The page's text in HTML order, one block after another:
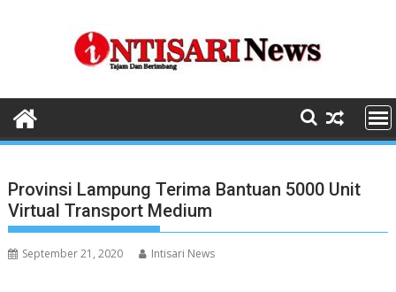
Provinsi Lampung Terima Bantuan 5000 Unit
Virtual Transport Medium
September 21, 2020 Intisari News